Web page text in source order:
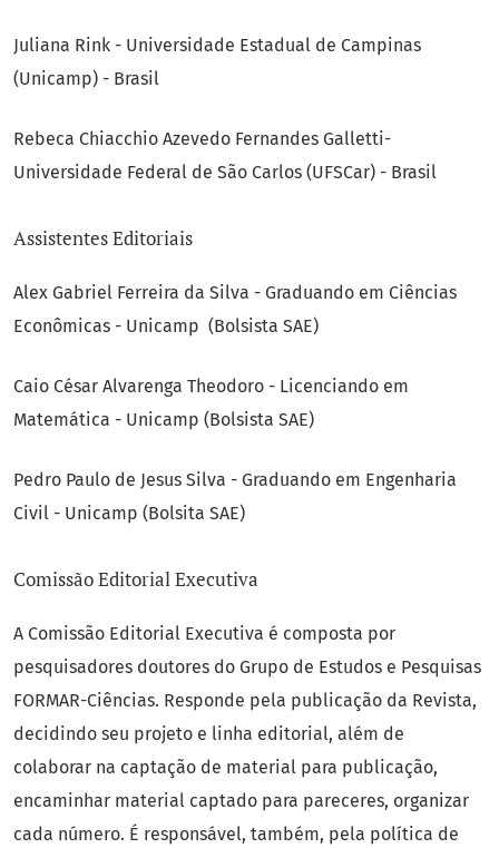
Juliana Rink - Universidade Estadual de Campinas
(Unicamp) - Brasil
Rebeca Chiacchio Azevedo Fernandes Galletti-
Universidade Federal de São Carlos (UFSCar) - Brasil
Assistentes Editoriais
Alex Gabriel Ferreira da Silva - Graduando em Ciências
Econômicas - Unicamp (Bolsista SAE)
Caio César Alvarenga Theodoro - Licenciando em
Matemática - Unicamp (Bolsista SAE)
Pedro Paulo de Jesus Silva - Graduando em Engenharia
Civil - Unicamp (Bolsita SAE)
Comissão Editorial Executiva
A Comissão Editorial Executiva é composta por
pesquisadores doutores do Grupo de Estudos e Pesquisas
FORMAR-Ciências. Responde pela publicação da Revista,
decidindo seu projeto e linha editorial, além de
colaborar na captação de material para publicação,
encaminhar material captado para pareceres, organizar
cada número. É responsável, também, pela política de